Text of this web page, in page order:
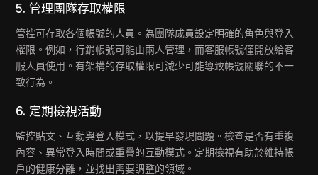
5. 管理團隊存取權限
管控可存取各個帳號的人員。為團隊成員設定明確的角色與登入
權限。例如，行銷帳號可能由兩人管理，而客服帳號僅開放給客
服人員使用。有架構的存取權限可減少可能導致帳號關聯的不一
致行為。
6. 定期檢視活動
監控貼文、互動與登入模式，以提早發現問題。檢查是否有重複
內容、異常登入時間或重疊的互動模式。定期檢視有助於維持帳
戶的健康分離，並找出需要調整的領域。